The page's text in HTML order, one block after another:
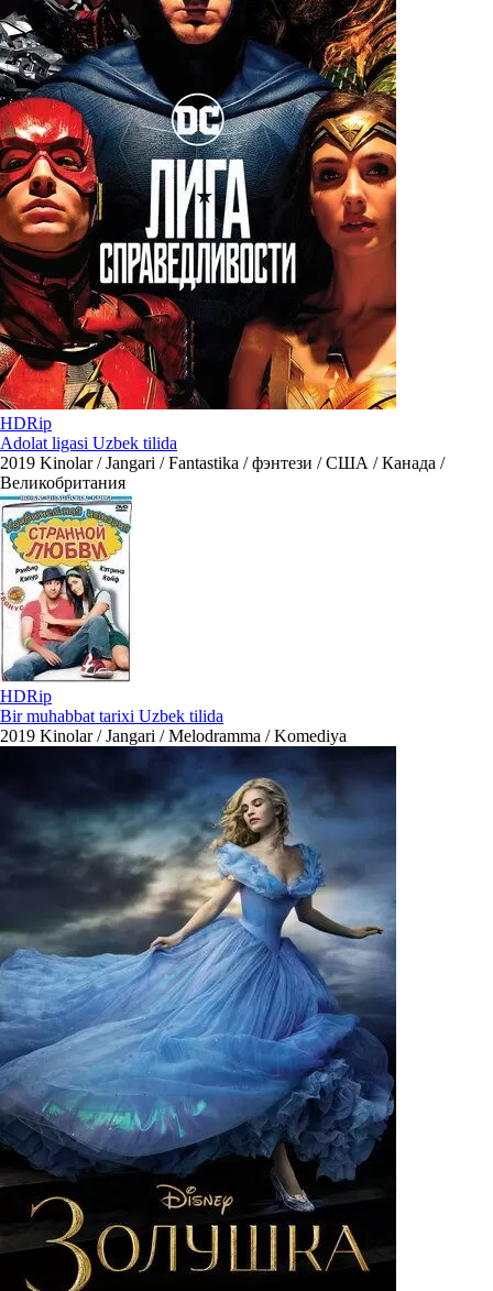
HDRip
Adolat ligasi Uzbek tilida
2019 Kinolar / Jangari / Fantastika / фэнтези / США / Канада /
Великобритания
HDRip
Bir muhabbat tarixi Uzbek tilida
2019 Kinolar / Jangari / Melodramma / Komediya